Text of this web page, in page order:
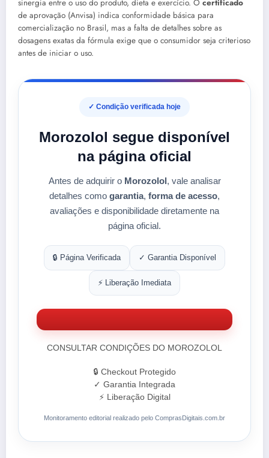
sinergia entre o uso do produto, dieta e exercício. O certificado
de aprovação (Anvisa) indica conformidade básica para
comercialização no Brasil, mas a falta de detalhes sobre as
dosagens exatas da fórmula exige que o consumidor seja criterioso
antes de iniciar o uso.
✓ Condição verificada hoje
Morozolol segue disponível
na página oficial
Antes de adquirir o Morozolol, vale analisar
detalhes como garantia, forma de acesso,
avaliações e disponibilidade diretamente na
página oficial.
🔒 Página Verificada ✓ Garantia Disponível
⚡ Liberação Imediata
CONSULTAR CONDIÇÕES DO MOROZOLOL
🔒 Checkout Protegido
✓ Garantia Integrada
⚡ Liberação Digital
Monitoramento editorial realizado pelo ComprasDigitais.com.br